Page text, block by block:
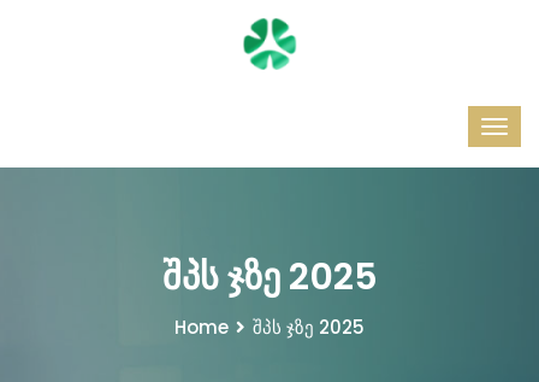
შპს ჯზე 2025
Home შპს ჯზე 2025